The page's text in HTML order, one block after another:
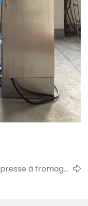
presse à fromage